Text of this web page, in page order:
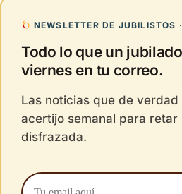
NEWSLETTER DE JUBILISTOS
Todo lo que un
viernes en tu correo.
Las noticias que de
acertijo semanal para
disfrazada.